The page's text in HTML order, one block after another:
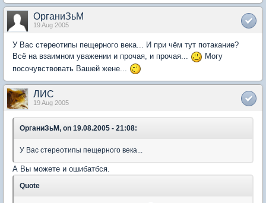
ОрганиЗьМ
19 Aug 2005
У Вас стереотипы пещерного века... И при чём тут потакание?
Всё на взаимном уважении и прочая, и прочая...
Могу
посочувствовать Вашей жене...
ЛИС
19 Aug 2005
ОрганиЗьМ, on 19.08.2005 - 21:08:
У Вас стереотипы пещерного века...
А Вы можете и ошибатбся.
Quote